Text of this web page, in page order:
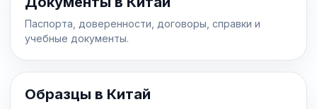
Паспорта, доверенности, договоры, справки и
учебные документы.
Образцы в Китай